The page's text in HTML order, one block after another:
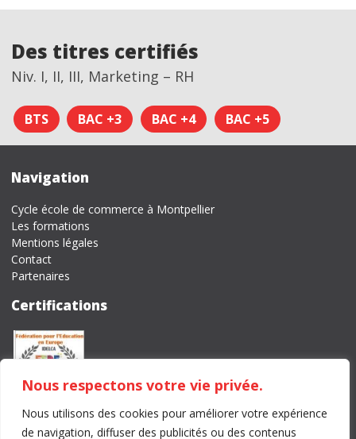
Nous respectons votre vie privée.
Nous utilisons des cookies pour améliorer votre expérience
de navigation, diffuser des publicités ou des contenus
Des titres certifiés
Niv. I, II, III, Marketing – RH
BTS BAC +3 BAC +4 BAC +5
Navigation
Cycle école de commerce à Montpellier
Les formations
Mentions légales
Contact
Partenaires
Certifications
Tél. 04 67 59 49 90 –Email. montpellier@idelca.fr